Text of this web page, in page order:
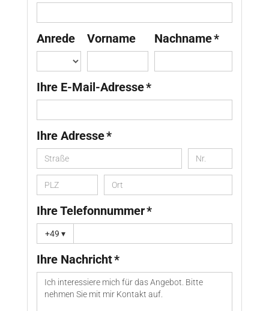
Anrede Vorname Nachname *
Ihre E-Mail-Adresse *
Ihre Adresse *
Ihre Telefonnummer *
+49 ▾
Ihre Nachricht *